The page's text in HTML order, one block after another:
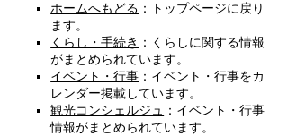
ホームへもどる ：トップページに戻り
ます。
くらし・手続き ：くらしに関する情報
がまとめられています。
イベント・行事 ：イベント・行事をカ
レンダー掲載しています。
観光コンシェルジュ ：イベント・行事
情報がまとめられています。